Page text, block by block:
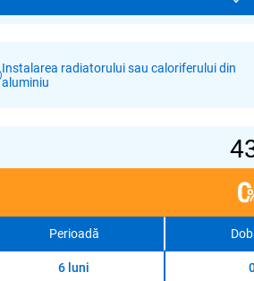
Instalarea radiatorului sau caloriferului din
aluminiu
Perioadă
6 luni